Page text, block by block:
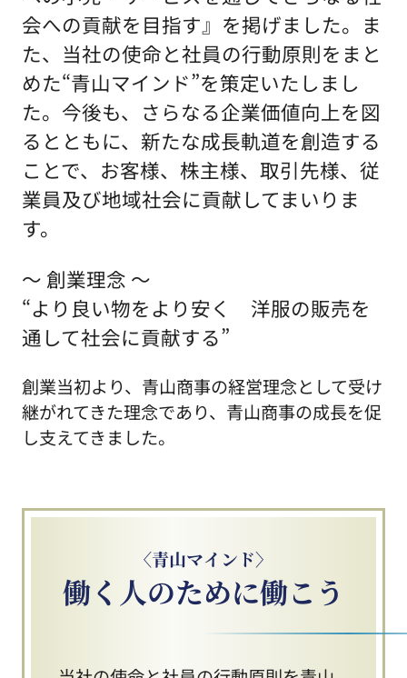
会への貢献を目指す』を掲げました。ま
た、当社の使命と社員の行動原則をまと
めた“青山マインド”を策定いたしまし
た。今後も、さらなる企業価値向上を図
るとともに、新たな成長軌道を創造する
ことで、お客様、株主様、取引先様、従
業員及び地域社会に貢献してまいりま
す。
～ 創業理念 ～
“より良い物をより安く 洋服の販売を
通して社会に貢献する”
創業当初より、青山商事の経営理念として受け
継がれてきた理念であり、青山商事の成長を促
し支えてきました。
〈青山マインド〉
働く人のために働こう